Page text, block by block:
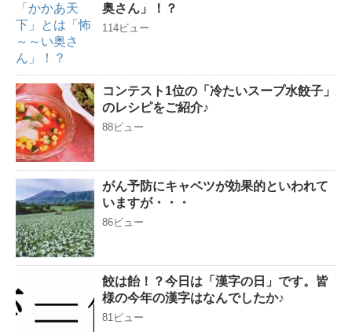
奥さん」！？
114ビュー
コンテスト1位の「冷たいスープ水餃子」
のレシピをご紹介♪
88ビュー
がん予防にキャベツが効果的といわれて
いますが・・・
86ビュー
餃は飴！？今日は「漢字の日」です。皆
様の今年の漢字はなんでしたか♪
81ビュー